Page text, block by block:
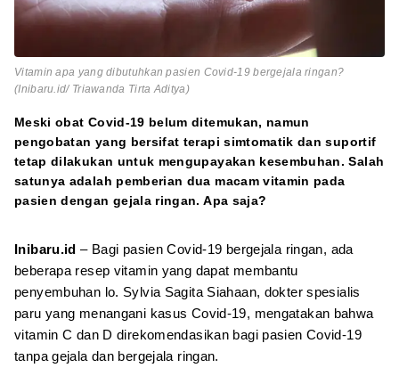
Vitamin apa yang dibutuhkan pasien Covid-19 bergejala ringan?
(Inibaru.id/ Triawanda Tirta Aditya)
Meski obat Covid-19 belum ditemukan, namun
pengobatan yang bersifat terapi simtomatik dan suportif
tetap dilakukan untuk mengupayakan kesembuhan. Salah
satunya adalah pemberian dua macam vitamin pada
pasien dengan gejala ringan. Apa saja?
Inibaru.id – Bagi pasien Covid-19 bergejala ringan, ada
beberapa resep vitamin yang dapat membantu
penyembuhan lo. Sylvia Sagita Siahaan, dokter spesialis
paru yang menangani kasus Covid-19, mengatakan bahwa
vitamin C dan D direkomendasikan bagi pasien Covid-19
tanpa gejala dan bergejala ringan.